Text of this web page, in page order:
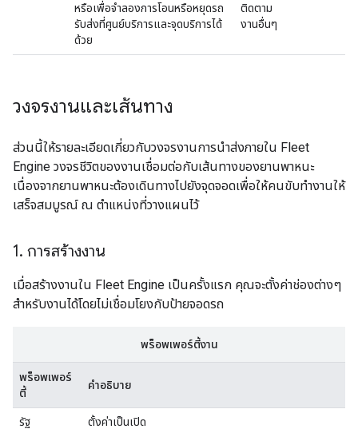
หรือเพื่อจำลองการโอนหรือหยุดรถ
รับส่งที่ศูนย์บริการและจุดบริการได้
ด้วย
ติดตาม
งานอื่นๆ
วงจรงานและเส้นทาง
ส่วนนี้ให้รายละเอียดเกี่ยวกับวงจรงานการนำส่งภายใน Fleet
Engine วงจรชีวิตของงานเชื่อมต่อกับเส้นทางของยานพาหนะ
เนื่องจากยานพาหนะต้องเดินทางไปยังจุดจอดเพื่อให้คนขับทำงานให้
เสร็จสมบูรณ์ ณ ตำแหน่งที่วางแผนไว้
1. การสร้างงาน
เมื่อสร้างงานใน Fleet Engine เป็นครั้งแรก คุณจะตั้งค่าช่องต่างๆ
สำหรับงานได้โดยไม่เชื่อมโยงกับป้ายจอดรถ
พร็อพเพอร์ตี้งาน
พร็อพเพอร์
ตี้
คำอธิบาย
รัฐ ตั้งค่าเป็นเปิด